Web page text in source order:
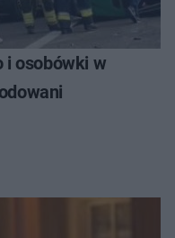
i osobówki w